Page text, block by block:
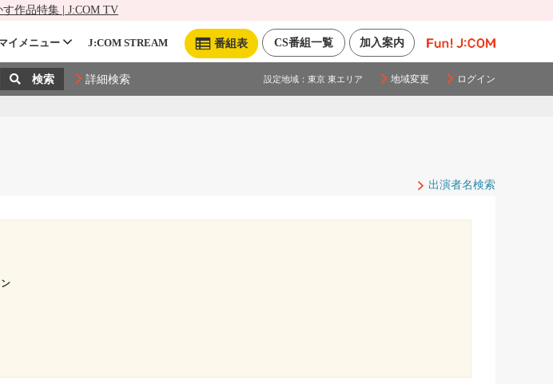
作品特集 | J:COM TV
加入案内
CS番組一覧
番組表
イメニュー J:COM STREAM
詳細検索 設定地域： 東京 東エリア 地域変更 ログイン
出演者名検索